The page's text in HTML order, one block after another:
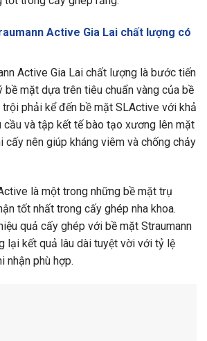
Active Gia Lai chất lượng có
Active Gia Lai chất lượng là bước tiến
bề mặt dựa trên tiêu chuẩn vàng của bề
phải kể đến bề mặt SLActive với khả
cầu và tập kết tế bào tạo xương lên mặt
cấy nên giúp kháng viêm và chống chảy
là một trong những bề mặt trụ
tốt nhất trong cấy ghép nha khoa.
quả cấy ghép với bề mặt Straumann
lại kết quả lâu dài tuyệt vời với tỷ lệ
nhận phù hợp.